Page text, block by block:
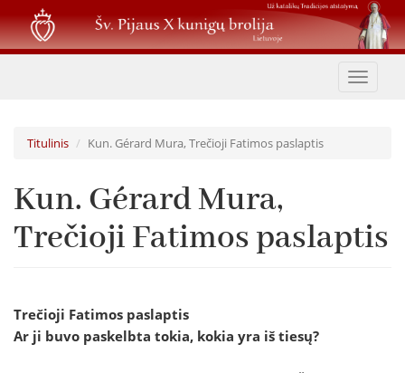
Pereiti
į
pagrindinį
Toggle
Titulinis Kun. Gérard Mura, Trečioji Fatimos paslaptis
Kun. Gérard Mura,
Trečioji Fatimos paslaptis
Trečioji Fatimos paslaptis
Ar ji buvo paskelbta tokia, kokia yra iš tiesų?